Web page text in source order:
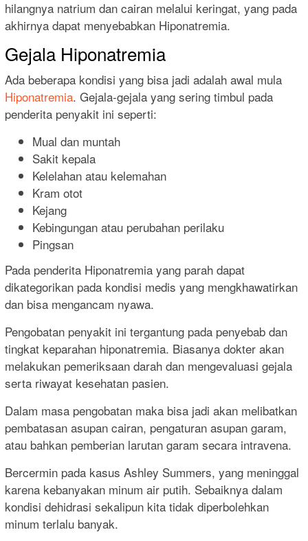
hilangnya natrium dan cairan melalui keringat, yang pada
akhirnya dapat menyebabkan Hiponatremia.
Gejala Hiponatremia
Ada beberapa kondisi yang bisa jadi adalah awal mula
Hiponatremia. Gejala-gejala yang sering timbul pada
penderita penyakit ini seperti:
Mual dan muntah
Sakit kepala
Kelelahan atau kelemahan
Kram otot
Kejang
Kebingungan atau perubahan perilaku
Pingsan
Pada penderita Hiponatremia yang parah dapat
dikategorikan pada kondisi medis yang mengkhawatirkan
dan bisa mengancam nyawa.
Pengobatan penyakit ini tergantung pada penyebab dan
tingkat keparahan hiponatremia. Biasanya dokter akan
melakukan pemeriksaan darah dan mengevaluasi gejala
serta riwayat kesehatan pasien.
Dalam masa pengobatan maka bisa jadi akan melibatkan
pembatasan asupan cairan, pengaturan asupan garam,
atau bahkan pemberian larutan garam secara intravena.
Bercermin pada kasus Ashley Summers, yang meninggal
karena kebanyakan minum air putih. Sebaiknya dalam
kondisi dehidrasi sekalipun kita tidak diperbolehkan
minum terlalu banyak.